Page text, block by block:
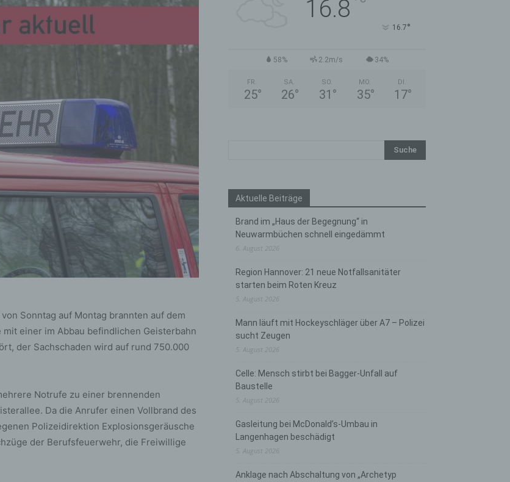
Sonntag auf Montag brannten auf dem
einer im Abbau befindlichen Geisterbahn
der Sachschaden wird auf rund 750.000
Notrufe zu einer brennenden
Da die Anrufer einen Vollbrand des
Polizeidirektion Explosionsgeräusche
der Berufsfeuerwehr, die Freiwillige
16.8
16.7°
58% 2.2m/s 34%
FR.
25°
SA.
26°
SO.
31 °
MO.
35°
DI.
17°
Aktuelle Beiträge
Brand im „Haus der Begegnung“ in
Neuwarmbüchen schnell eingedämmt
6. August 2026
Region Hannover: 21 neue Notfallsanitäter
starten beim Roten Kreuz
5. August 2026
Mann läuft mit Hockeyschläger über A7 – Polizei
sucht Zeugen
5. August 2026
Celle: Mensch stirbt bei Bagger-Unfall auf
Baustelle
5. August 2026
Gasleitung bei McDonald’s-Umbau in
Langenhagen beschädigt
5. August 2026
Anklage nach Abschaltung von „Archetyp